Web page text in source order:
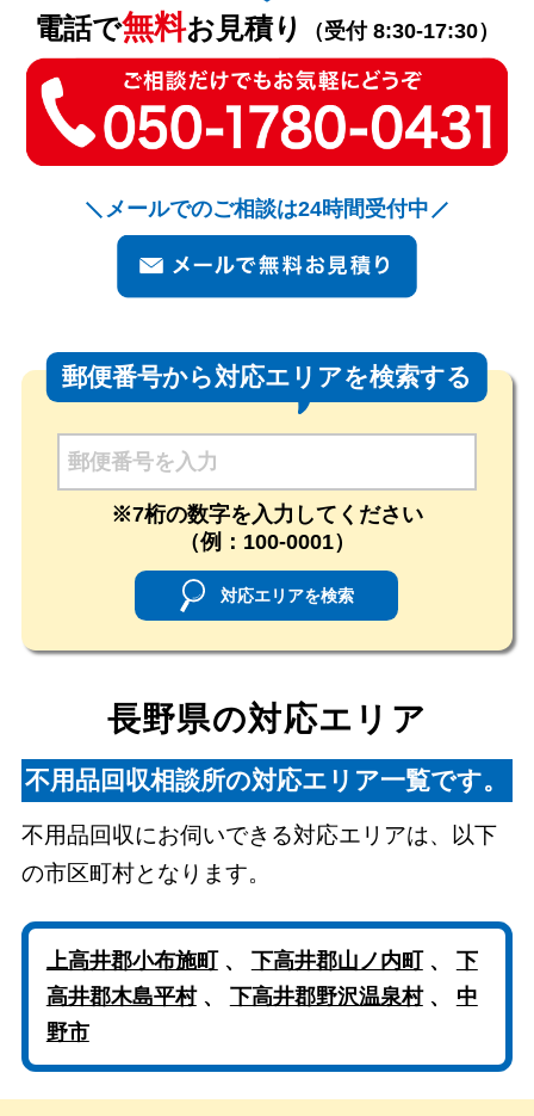
料金
対応エリア
お客様の声
よくある質問
電話で無料お見積り （受付 8:30-17:30）
メールでのご相談は24時間受付中
郵便番号から対応エリアを検索する
※7桁の数字を入力してください
（例：100-0001）
対応エリアを検索
長野県の対応エリア
不用品回収相談所の対応エリア一覧です。
不用品回収にお伺いできる対応エリアは、以下
の市区町村となります。
上高井郡小布施町、 下高井郡山ノ内町、 下
高井郡木島平村、 下高井郡野沢温泉村、 中
野市